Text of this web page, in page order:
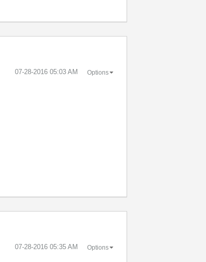
‎07-28-2016 05:03 AM Options
‎07-28-2016 05:35 AM Options